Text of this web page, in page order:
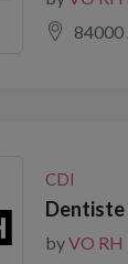
84000
CDI
Dentiste
byVO RH